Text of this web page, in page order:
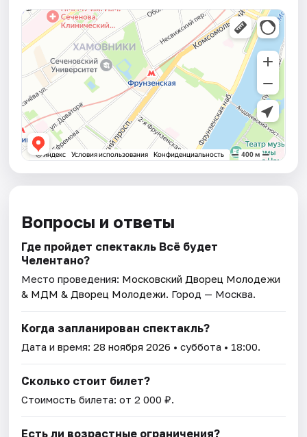
Вопросы и ответы
Где пройдет спектакль Всё будет
Челентано?
Место проведения: Московский Дворец Молодежи
& МДМ & Дворец Молодежи. Город — Москва.
Когда запланирован спектакль?
Дата и время:28 ноября 2026 • суббота • 18:00.
Сколько стоит билет?
Стоимость билета: от 2 000 ₽.
Есть ли возрастные ограничения?